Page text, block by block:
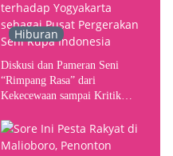
Hiburan
Diskusi dan Pameran Seni
“Rimpang Rasa” dari
Kekecewaan sampai Kritik
Pusat Pergerakan Seni Rupa
Indonesia